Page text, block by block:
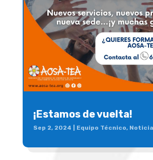
¡Estamos de vuelta!
Sep 2, 2024 Equipo Técnico,